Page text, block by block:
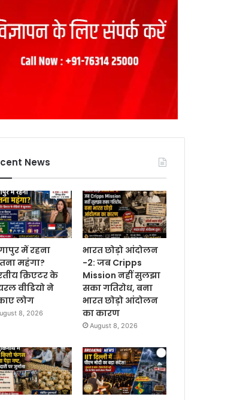
News
में रहना
महंगा?
क्रिएटर के
वीडियो ने
लोग
8, 2026
भारत छोड़ो आंदोलन
-2: जब Cripps
Mission नहीं सुलझा
सका गतिरोध, बना
भारत छोड़ो आंदोलन
का कारण
August 8, 2026